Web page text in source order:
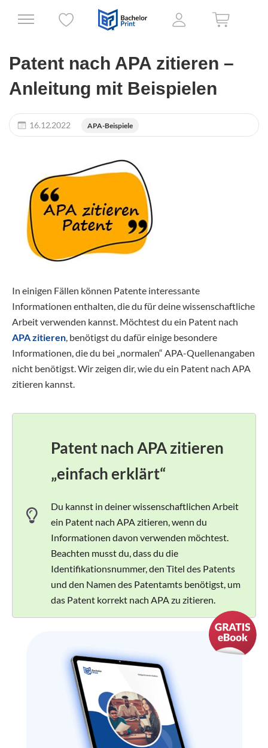
Patent nach APA zitieren –
Anleitung mit Beispielen
16.12.2022 APA-Beispiele
In einigen Fällen können Patente interessante
Informationen enthalten, die du für deine wissenschaftliche
Arbeit verwenden kannst. Möchtest du ein Patent nach
APA zitieren, benötigst du dafür einige besondere
Informationen, die du bei „normalen“ APA-Quellenangaben
nicht benötigst. Wir zeigen dir, wie du ein Patent nach APA
zitieren kannst.
Patent nach APA zitieren
„einfach erklärt“
Du kannst in deiner wissenschaftlichen Arbeit
ein Patent nach APA zitieren, wenn du
Informationen davon verwenden möchtest.
Beachten musst du, dass du die
Identifikationsnummer, den Titel des Patents
und den Namen des Patentamts benötigst, um
das Patent korrekt nach APA zu zitieren.